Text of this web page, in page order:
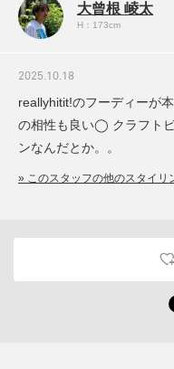
大曾根 崚太
H：173cm
2025.10.18
reallyhitit!のフーディーが
の相性も良い◯ クラフト
ンなんだとか。。
» このスタッフの他のスタイリ